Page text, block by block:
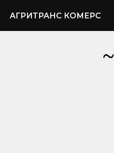
АГРИТРАНС КОМЕРС
~